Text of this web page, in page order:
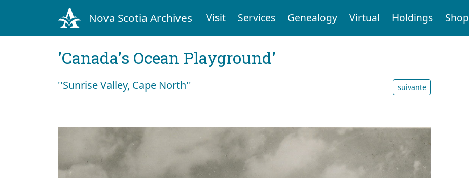
Nova Scotia Archives Visit Services Genealogy Virtual Holdings Shop
'Canada's Ocean Playground'
''Sunrise Valley, Cape North'' suivante